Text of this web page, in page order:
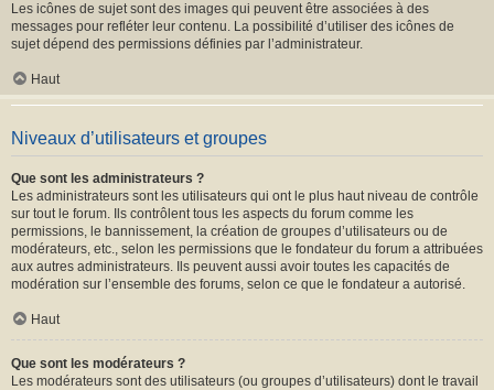
Les icônes de sujet sont des images qui peuvent être associées à des
messages pour refléter leur contenu. La possibilité d’utiliser des icônes de
sujet dépend des permissions définies par l’administrateur.
Haut
Niveaux d’utilisateurs et groupes
Que sont les administrateurs ?
Les administrateurs sont les utilisateurs qui ont le plus haut niveau de contrôle
sur tout le forum. Ils contrôlent tous les aspects du forum comme les
permissions, le bannissement, la création de groupes d’utilisateurs ou de
modérateurs, etc., selon les permissions que le fondateur du forum a attribuées
aux autres administrateurs. Ils peuvent aussi avoir toutes les capacités de
modération sur l’ensemble des forums, selon ce que le fondateur a autorisé.
Haut
Que sont les modérateurs ?
Les modérateurs sont des utilisateurs (ou groupes d’utilisateurs) dont le travail